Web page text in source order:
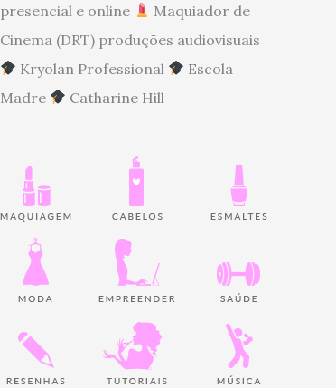
presencial e online
Maquiador de
Cinema (DRT) produções audiovisuais
Kryolan Professional
Escola
Madre
Catharine Hill